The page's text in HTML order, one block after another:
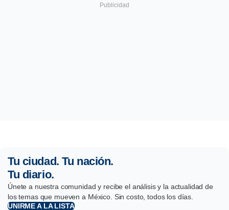
Tu ciudad. Tu nación.
Tu diario.
Únete a nuestra comunidad y recibe el análisis y la actualidad de
los temas que mueven a México. Sin costo, todos los días.
UNIRME A LA LISTA